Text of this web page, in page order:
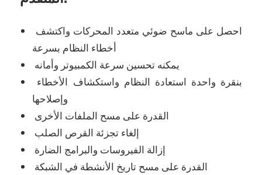
أخطاء النظام بسرعة
يمكنه تحسين سرعة الكمبيوتر وأمانه
وإصلاحها
القدرة على مسح الملفات الأخرى
إلغاء تجزئة القرص الصلب
إزالة الفيروسات والبرامج الضارة
القدرة على مسح تاريخ الأنشطة في الشبكة